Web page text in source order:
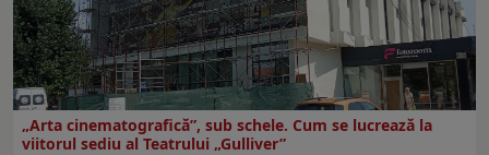
„Arta cinematografică”, sub schele. Cum se lucrează la
viitorul sediu al Teatrului „Gulliver”